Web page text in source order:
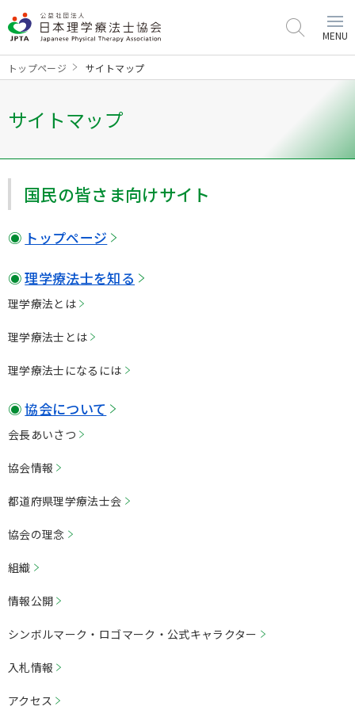
MENU
トップページ サイトマップ
サイトマップ
国⺠の皆さま向けサイト
トップページ
理学療法⼠を知る
理学療法とは
理学療法⼠とは
理学療法⼠になるには
協会について
会⻑あいさつ
協会情報
都道府県理学療法⼠会
協会の理念
組織
情報公開
シンボルマーク・ロゴマーク・公式キャラクター
⼊札情報
アクセス